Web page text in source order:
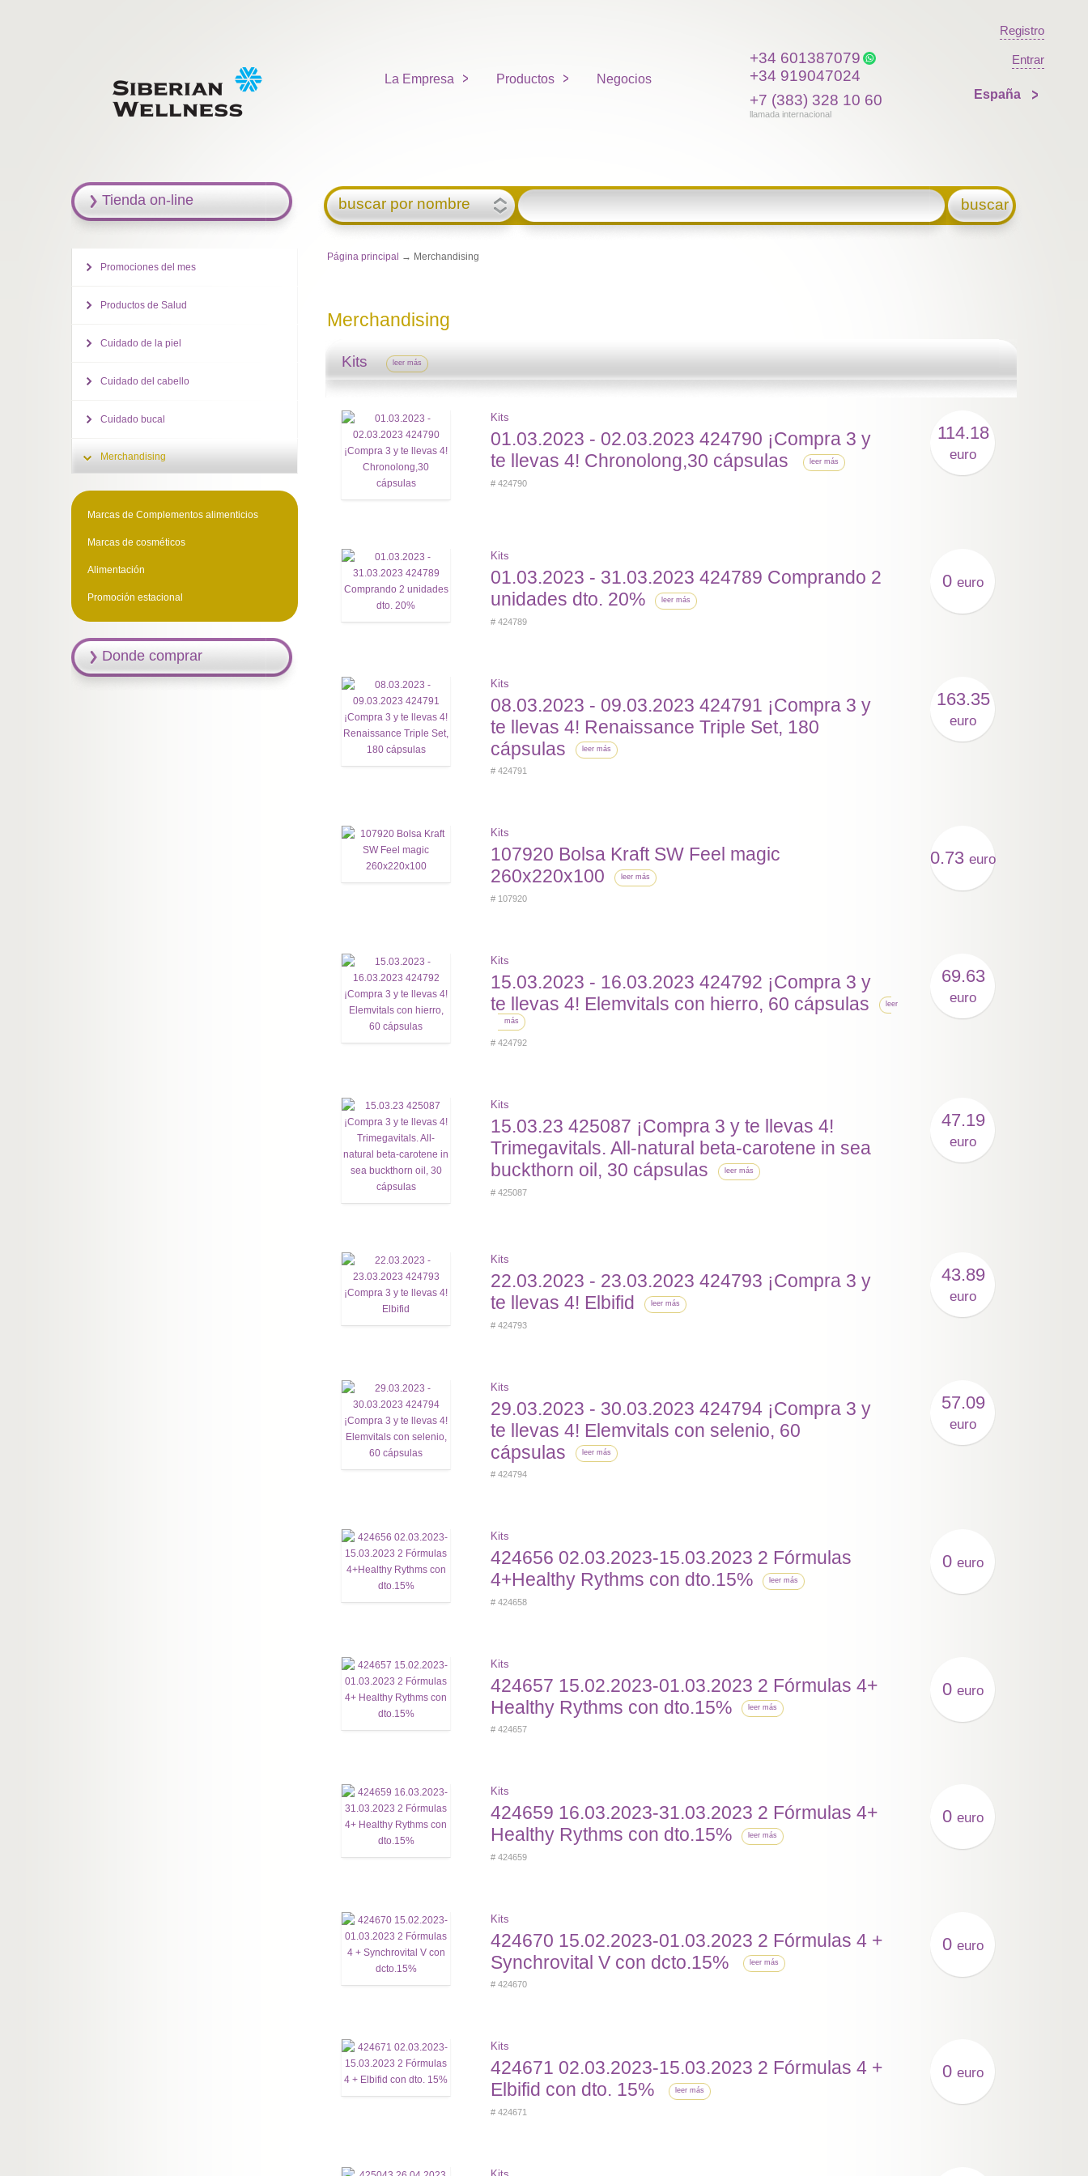
La Empresa Productos Negocios
+34 601387079
+34 919047024
+7 (383) 328 10 60
llamada internacional
Registro
Entrar
España
buscar por nombre buscar
Página principal → Merchandising
Merchandising
Kits leer más
Kits
01.03.2023 - 02.03.2023 424790 ¡Compra 3 y
te llevas 4! Chronolong,30 cápsulas
leer más
# 424790
114.18
euro
Kits
01.03.2023 - 31.03.2023 424789 Comprando 2
unidades dto. 20%
leer más
# 424789
0euro
Kits
08.03.2023 - 09.03.2023 424791 ¡Compra 3 y
te llevas 4! Renaissance Triple Set, 180
cápsulas
leer más
# 424791
163.35
euro
Kits
107920 Bolsa Kraft SW Feel magic
260х220х100
leer más
# 107920
0.73euro
Kits
15.03.2023 - 16.03.2023 424792 ¡Compra 3 y
te llevas 4! Elemvitals con hierro, 60 cápsulas
leer
más
# 424792
69.63
euro
Kits
15.03.23 425087 ¡Compra 3 y te llevas 4!
Trimegavitals. All-natural beta-carotene in sea
buckthorn oil, 30 cápsulas
leer más
# 425087
47.19
euro
Kits
22.03.2023 - 23.03.2023 424793 ¡Compra 3 y
te llevas 4! Elbifid
leer más
# 424793
43.89
euro
Kits
29.03.2023 - 30.03.2023 424794 ¡Compra 3 y
te llevas 4! Elemvitals con selenio, 60
cápsulas
leer más
# 424794
57.09
euro
Kits
424656 02.03.2023-15.03.2023 2 Fórmulas
4+Healthy Rythms con dto.15%
leer más
# 424658
0euro
Kits
424657 15.02.2023-01.03.2023 2 Fórmulas 4+
Healthy Rythms con dto.15%
leer más
# 424657
0euro
Kits
424659 16.03.2023-31.03.2023 2 Fórmulas 4+
Healthy Rythms con dto.15%
leer más
# 424659
0euro
Kits
424670 15.02.2023-01.03.2023 2 Fórmulas 4 +
Synchrovital V con dcto.15%
leer más
# 424670
0euro
Kits
424671 02.03.2023-15.03.2023 2 Fórmulas 4 +
Elbifid con dto. 15%
leer más
# 424671
0euro
Kits
Tienda on-line
Promociones del mes
Productos de Salud
Cuidado de la piel
Cuidado del cabello
Cuidado bucal
Merchandising
Marcas de Complementos alimenticios
Marcas de cosméticos
Alimentación
Promoción estacional
Donde comprar